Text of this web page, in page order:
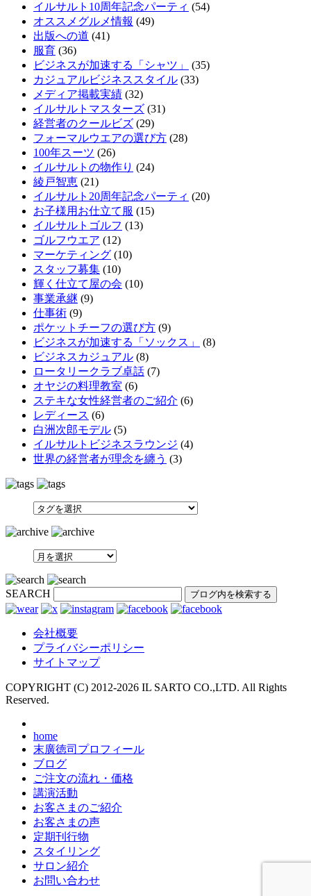
イルサルト10周年記念パーティ (54)
オススメグルメ情報 (49)
出版への道 (41)
服育 (36)
ビジネスが加速する「シャツ」
(35)
カジュアルビジネススタイル (33)
メディア掲載実績 (32)
イルサルトマスターズ (31)
経営者のクールビズ (29)
フォーマルウエアの選び方 (28)
100年スーツ (26)
イルサルトの物作り (24)
綾戸智恵 (21)
イルサルト20周年記念パーティ (20)
お子様用お仕立て服 (15)
イルサルトゴルフ (13)
ゴルフウエア (12)
マーケティング (10)
スタッフ募集 (10)
輝く仕立て屋の会 (10)
事業承継 (9)
仕事術 (9)
ポケットチーフの選び方 (9)
ビジネスが加速する「ソックス」
(8)
ビジネスカジュアル (8)
ロータリークラブ卓話 (7)
オヤジの料理教室 (6)
ステキな女性経営者のご紹介 (6)
レディース (6)
白洲次郎モデル (5)
イルサルトビジネスラウンジ (4)
世界の経営者が理念を纏う (3)
SEARCH
会社概要
プライバシーポリシー
サイトマップ
COPYRIGHT (C) 2012-2026 IL SARTO CO.,LTD. All Rights
Reserved.
home
末廣徳司プロフィール
ブログ
ご注文の流れ・価格
講演活動
お客さまのご紹介
お客さまの声
定期刊行物
スタイリング
サロン紹介
お問い合わせ